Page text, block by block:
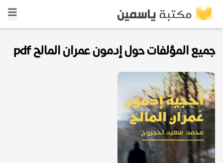
جميع المؤلفات حول إدمون عمران المالح pdf